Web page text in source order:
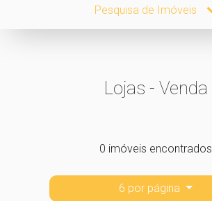
Pesquisa de Imóveis
Lojas - Venda
0 imóveis encontrados
6 por página